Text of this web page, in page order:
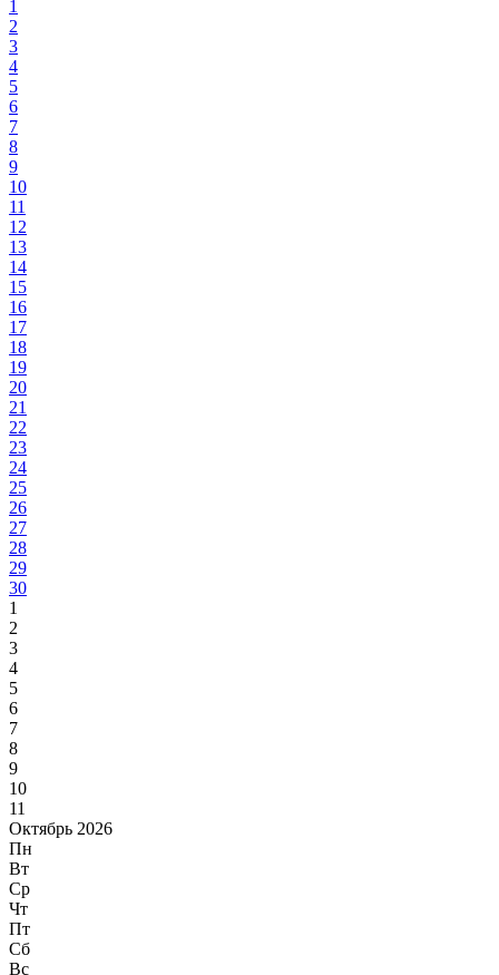
1
2
3
4
5
6
7
8
9
10
11
12
13
14
15
16
17
18
19
20
21
22
23
24
25
26
27
28
29
30
1
2
3
4
5
6
7
8
9
10
11
Октябрь 2026
Пн
Вт
Ср
Чт
Пт
Сб
Вс